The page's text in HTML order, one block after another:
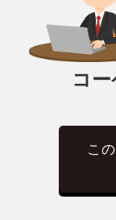
コ
こ